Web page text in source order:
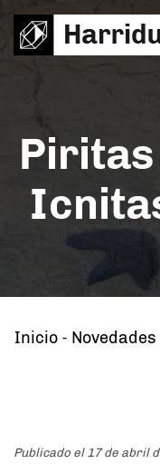
Piritas
Inicio - Novedades
Publicado el 17 de abril